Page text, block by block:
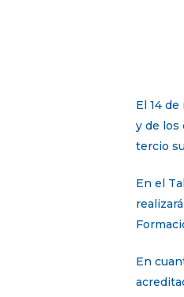
El 14
y de los
tercio
En el
En